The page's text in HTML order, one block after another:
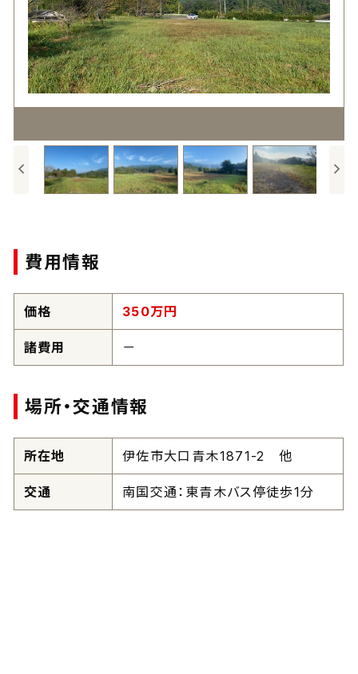
費用情報
価格 350万円
諸費用 －
場所・交通情報
所在地 伊佐市大口青木1871-2 他
交通 南国交通：東青木バス停徒歩1分